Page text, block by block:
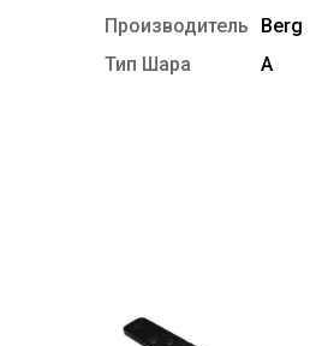
Производитель
Berg
Тип Шара
А